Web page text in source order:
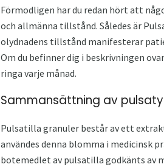
Förmodligen har du redan hört att
och allmänna tillstånd. Således är
olydnadens tillstånd manifesterar
Om du befinner dig i beskrivningen
ringa varje månad.
Sammansättning av
Pulsatilla granuler består av ett
användes denna blomma i medicinsk
botemedlet av pulsatilla godkänts av